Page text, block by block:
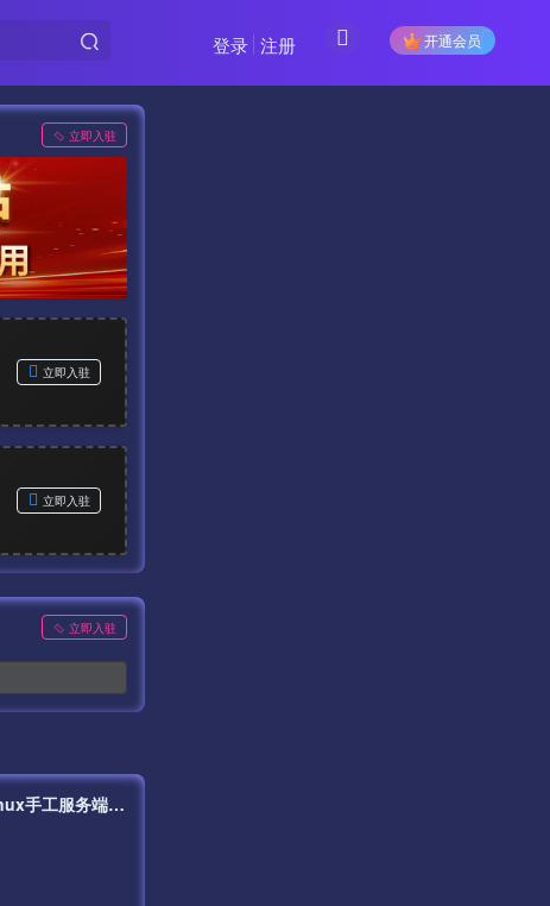
开通会员
登录 注册
立即入驻
立即入驻
立即入驻
立即入驻
【新荣耀阿拉德之怒2.0二觉修复版本】3D格斗横版闯关手游最新整理Linux手工服务端源码视频教程+完善GM运营后台+安卓苹果双端！